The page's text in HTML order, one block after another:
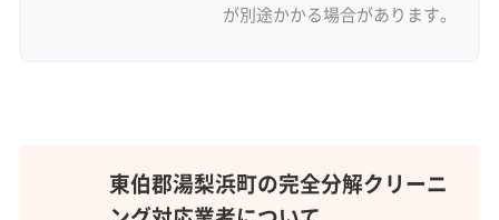
が別途かかる場合があります。
東伯郡湯梨浜町の完全分解クリーニ